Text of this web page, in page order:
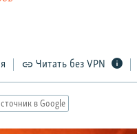
Читать без VPN
в Google